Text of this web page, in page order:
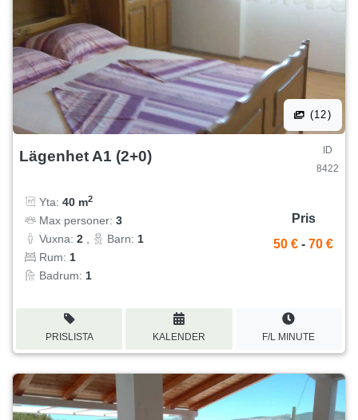
(12)
Lägenhet A1 (2+0)
ID
8422
Yta: 40 m2
Max personer: 3
Vuxna: 2 , Barn: 1
Rum: 1
Badrum: 1
Pris
50 € - 70 €
PRISLISTA KALENDER F/L MINUTE